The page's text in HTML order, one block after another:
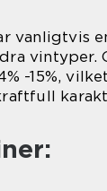
vanligtvis
-15%,